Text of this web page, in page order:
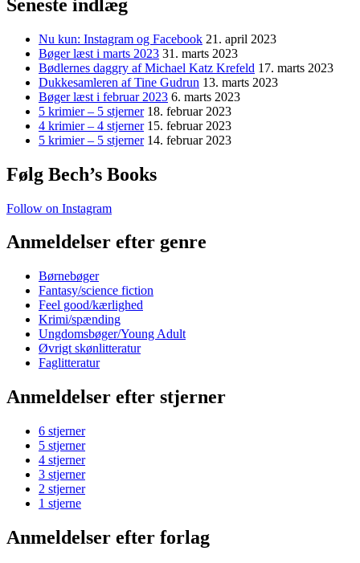
Seneste indlæg
Nu kun: Instagram og Facebook 21. april 2023
Bøger læst i marts 2023 31. marts 2023
Bødlernes daggry af Michael Katz Krefeld 17. marts 2023
Dukkesamleren af Tine Gudrun 13. marts 2023
Bøger læst i februar 2023 6. marts 2023
5 krimier – 5 stjerner 18. februar 2023
4 krimier – 4 stjerner 15. februar 2023
5 krimier – 5 stjerner 14. februar 2023
Følg Bech’s Books
Follow on Instagram
Anmeldelser efter genre
Børnebøger
Fantasy/science fiction
Feel good/kærlighed
Krimi/spænding
Ungdomsbøger/Young Adult
Øvrigt skønlitteratur
Faglitteratur
Anmeldelser efter stjerner
6 stjerner
5 stjerner
4 stjerner
3 stjerner
2 stjerner
1 stjerne
Anmeldelser efter forlag